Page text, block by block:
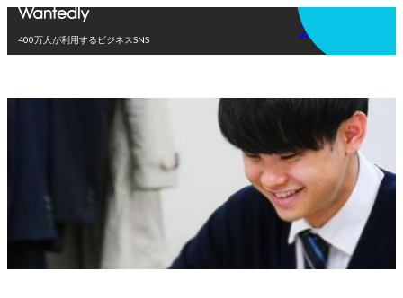
400万人が利用するビジネスSNS
アプリを使う